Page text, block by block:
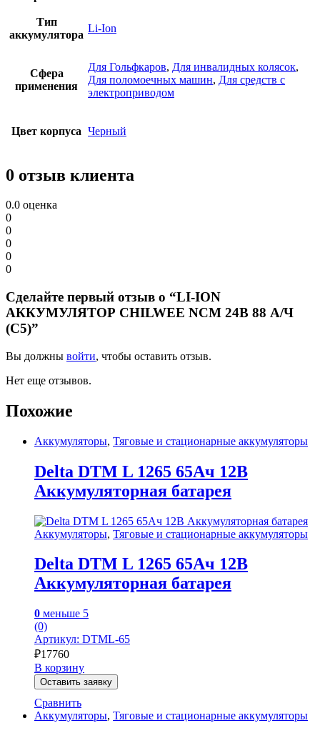
Тип
аккумулятора
Li-Ion
Сфера
применения
Для Гольфкаров, Для инвалидных колясок,
Для поломоечных машин, Для средств с
электроприводом
Цвет корпуса Черный
0 отзыв клиента
0.0 оценка
0
0
0
0
0
Сделайте первый отзыв о “LI-ION
АККУМУЛЯТОР CHILWEE NCM 24В 88 А/Ч
(С5)”
Вы должны войти, чтобы оставить отзыв.
Нет еще отзывов.
Похожие
Аккумуляторы, Тяговые и стационарные аккумуляторы
Delta DTM L 1265 65Ач 12В
Аккумуляторная батарея
Аккумуляторы, Тяговые и стационарные аккумуляторы
Delta DTM L 1265 65Ач 12В
Аккумуляторная батарея
0 меньше 5
(0)
Артикул: DTML-65
₽17760
В корзину
Оставить заявку
Сравнить
Аккумуляторы, Тяговые и стационарные аккумуляторы